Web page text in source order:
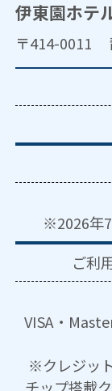
伊東園ホテ
〒414-0011
※2026年
ご利
VISA・
※クレジッ